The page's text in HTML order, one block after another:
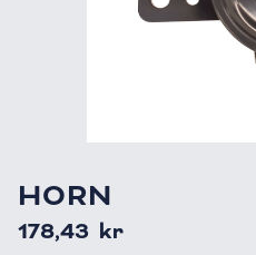
HORN
178,43 kr